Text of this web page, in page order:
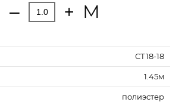
‒ + М
СТ18-18
1.45м
полиэстер